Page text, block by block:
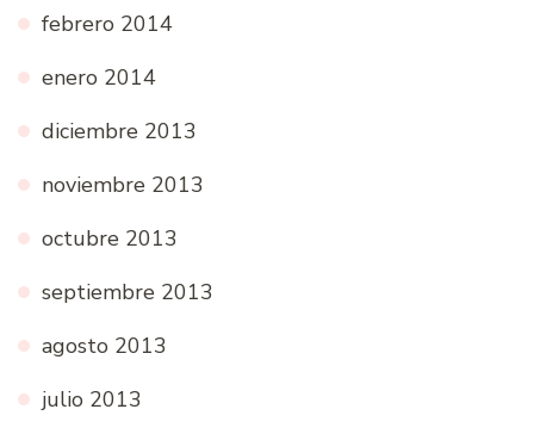
febrero 2014
enero 2014
diciembre 2013
noviembre 2013
octubre 2013
septiembre 2013
agosto 2013
julio 2013